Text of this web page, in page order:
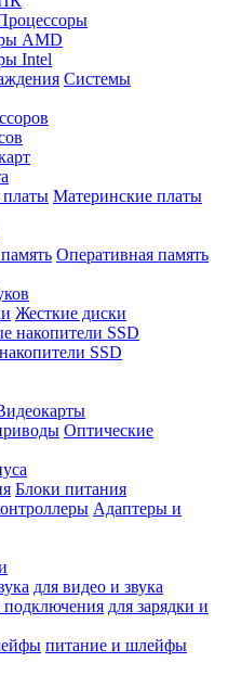
AMD
Intel
Системы
Материнские платы
Оперативная память
Жесткие диски
SSD
Оптические
Блоки питания
Адаптеры и
для видео и звука
для зарядки и
питание и шлейфы